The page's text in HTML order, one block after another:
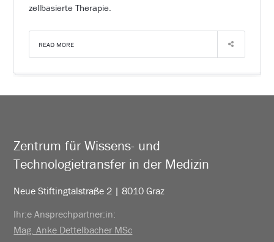
zellbasierte Therapie.
READ MORE
Zentrum für Wissens- und
Technologietransfer in der Medizin
Neue Stiftingtalstraße 2 | 8010 Graz
Ihr:e Ansprechpartner:in:
Mag. Anke Dettelbacher MSc